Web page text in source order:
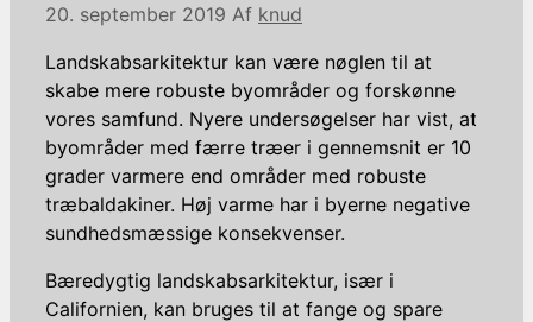
20. september 2019 Af knud
Landskabsarkitektur kan være nøglen til at
skabe mere robuste byområder og forskønne
vores samfund. Nyere undersøgelser har vist, at
byområder med færre træer i gennemsnit er 10
grader varmere end områder med robuste
træbaldakiner. Høj varme har i byerne negative
sundhedsmæssige konsekvenser.
Bæredygtig landskabsarkitektur, især i
Californien, kan bruges til at fange og spare